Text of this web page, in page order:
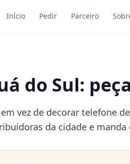
Início Pedir Parceiro
do Sul:
vez de decorar telefone
da cidade e